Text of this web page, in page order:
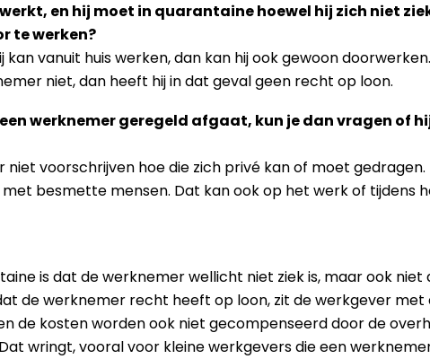
en hij moet in quarantaine hoewel hij zich niet
te werken?
kan vanuit huis werken, dan kan hij ook gewoon
niet, dan heeft hij in dat geval geen recht op loon.
werknemer geregeld afgaat, kun je dan vragen of
voorschrijven hoe die zich privé kan of moet
besmette mensen. Dat kan ook op het werk of tijdens
is dat de werknemer wellicht niet ziek is, maar ook
de werknemer recht heeft op loon, zit de werkgever met
de kosten worden ook niet gecompenseerd door de
wringt, vooral voor kleine werkgevers die een